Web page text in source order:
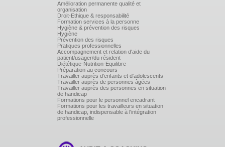
Amélioration permanente qualité et
organisation
Droit-Ethique & responsabilité
Formation services à la personne
Hygiène & prévention des risques
Hygiène
Prévention des risques
Pratiques professionnelles
Accompagnement et relation d'aide du
patient/usager/du résident
Diététique-Nutrition-Equilibre
Préparation au concours
Travailler auprès d'enfants et d'adolescents
Travailler auprès de personnes âgées
Travailler auprès des personnes en situation
de handicap
Formations pour le personnel encadrant
Formations pour les travailleurs en situation
de handicap, indispensable à l'intégration
professionnelle